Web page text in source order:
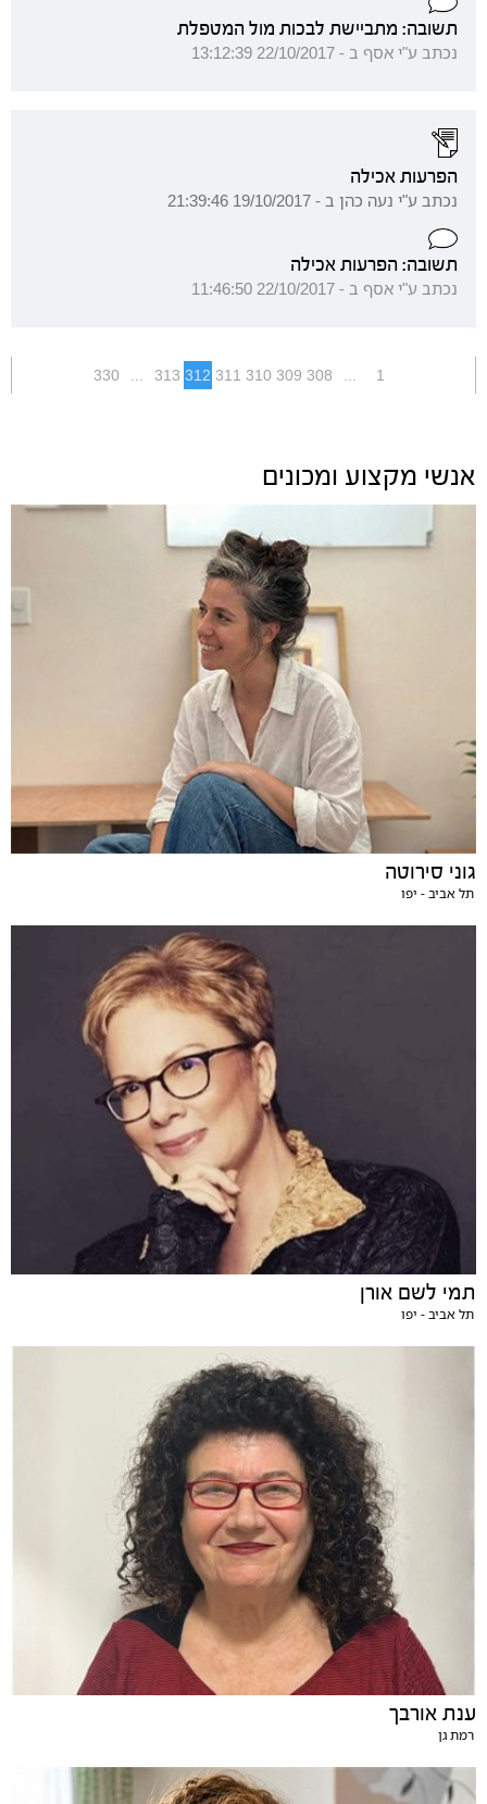
תשובה: מתביישת לבכות מול המטפלת
נכתב ע"י אסף ב - 22/10/2017 13:12:39
הפרעות אכילה
נכתב ע"י נעה כהן ב - 19/10/2017 21:39:46
תשובה: הפרעות אכילה
נכתב ע"י אסף ב - 22/10/2017 11:46:50
1
...
308
309
310
311
312
313
...
330
אנשי מקצוע ומכונים
גוני סירוטה
תל אביב - יפו
תמי לשם אורן
תל אביב - יפו
ענת אורבך
רמת גן